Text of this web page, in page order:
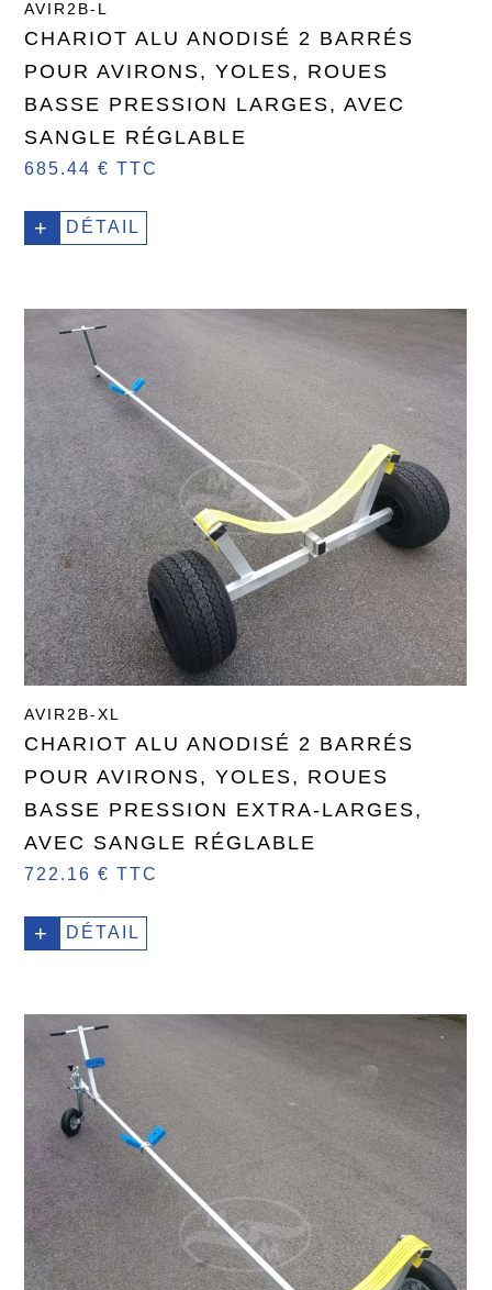
AVIR2B-L
CHARIOT ALU ANODISÉ 2 BARRÉS
POUR AVIRONS, YOLES, ROUES
BASSE PRESSION LARGES, AVEC
SANGLE RÉGLABLE
685.44 € TTC
+ DÉTAIL
AVIR2B-XL
CHARIOT ALU ANODISÉ 2 BARRÉS
POUR AVIRONS, YOLES, ROUES
BASSE PRESSION EXTRA-LARGES,
AVEC SANGLE RÉGLABLE
722.16 € TTC
+ DÉTAIL